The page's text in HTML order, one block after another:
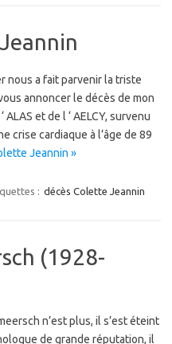
nous a fait parvenir la triste
annoncer le décès de mon
et de l ‘ AELCY, survenu
crise cardiaque à l’âge de 89
Jeannin »
: décès Colette Jeannin
(1928-
n’est plus, il s’est éteint
de grande réputation, il